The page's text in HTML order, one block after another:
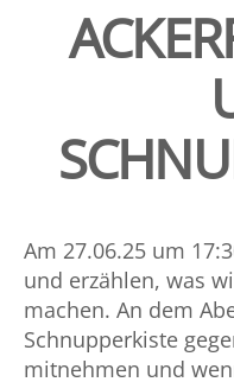
Am 27.06.25 um
und erzählen, was
machen. An dem
Schnupperkiste
mitnehmen und